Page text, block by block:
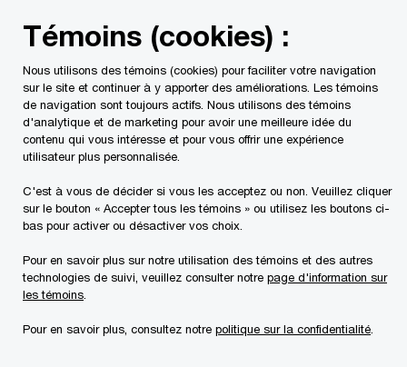
content
footer
PwC Canada Contacts Jane Moran
Témoins (cookies) :
Nous utilisons des témoins (cookies) pour faciliter votre navigation
sur le site et continuer à y apporter des améliorations. Les témoins
de navigation sont toujours actifs. Nous utilisons des témoins
d'analytique et de marketing pour avoir une meilleure idée du
contenu qui vous intéresse et pour vous offrir une expérience
utilisateur plus personnalisée.
C'est à vous de décider si vous les acceptez ou non. Veuillez cliquer
sur le bouton « Accepter tous les témoins » ou utilisez les boutons ci-
bas pour activer ou désactiver vos choix.
Pour en savoir plus sur notre utilisation des témoins et des autres
technologies de suivi, veuillez consulter notre page d'information sur
les témoins
Pour en savoir plus, consultez notre politique sur la confidentialité